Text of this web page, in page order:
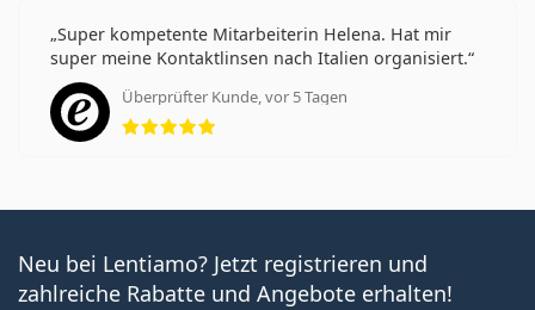
Super kompetente Mitarbeiterin Helena. Hat mir
super meine Kontaktlinsen nach Italien organisiert.
Überprüfter Kunde, vor 5 Tagen
Bewertung 5 aus 5
Neu bei Lentiamo? Jetzt registrieren und
zahlreiche Rabatte und Angebote erhalten!